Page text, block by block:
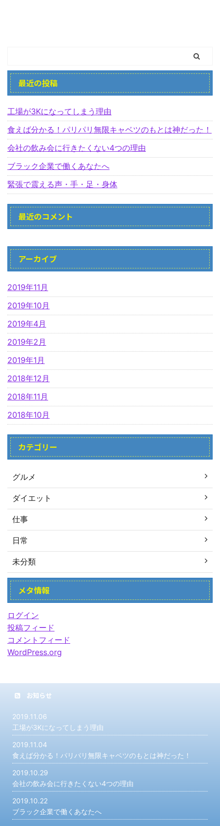
最近の投稿
工場が3Kになってしまう理由
食えば分かる！パリパリ無限キャベツのもとは神だった！
会社の飲み会に行きたくない4つの理由
ブラック企業で働くあなたへ
緊張で震える声・手・足・身体
最近のコメント
アーカイブ
2019年11月
2019年10月
2019年4月
2019年2月
2019年1月
2018年12月
2018年11月
2018年10月
カテゴリー
グルメ
ダイエット
仕事
日常
未分類
メタ情報
ログイン
投稿フィード
コメントフィード
WordPress.org
お知らせ
2019.11.06
工場が3Kになってしまう理由
2019.11.04
食えば分かる！パリパリ無限キャベツのもとは神だった！
2019.10.29
会社の飲み会に行きたくない4つの理由
2019.10.22
ブラック企業で働くあなたへ